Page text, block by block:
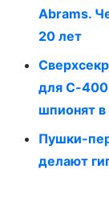
Abrams.
20 лет
для С-
шпионят
Пушки-
делают